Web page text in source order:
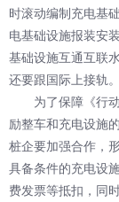
时滚动编制充电基
电基础设施报装安
基础设施互通互联
还要跟国际上接轨。
为了保障《行动
励整车和充电设施
桩企要加强合作，
具备条件的充电设
费发票等抵扣，同